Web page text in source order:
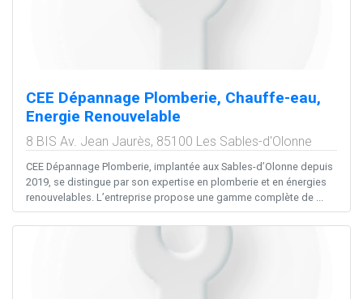
CEE Dépannage Plomberie, Chauffe-eau,
Energie Renouvelable
8 BIS Av. Jean Jaurès, 85100 Les Sables-d'Olonne
CEE Dépannage Plomberie, implantée aux Sables-d’Olonne depuis
2019, se distingue par son expertise en plomberie et en énergies
renouvelables. L’entreprise propose une gamme complète de ...